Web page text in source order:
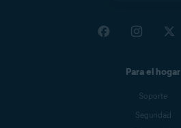
Para el hogar
Soporte
Seguridad